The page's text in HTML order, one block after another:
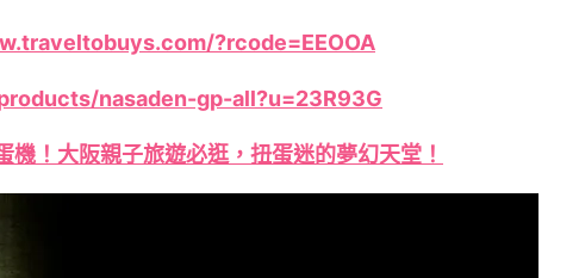
?rcode=EEOOA
nasaden-gp-all?u=23R93G
！大阪親子旅遊必逛，扭蛋迷的夢幻天堂！